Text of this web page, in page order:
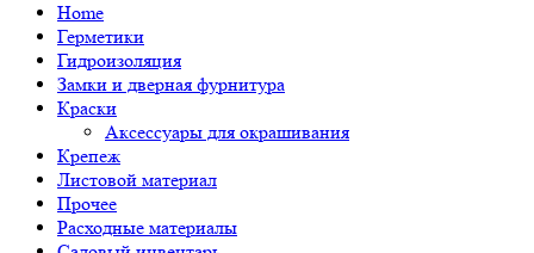
Home
Герметики
Гидроизоляция
Замки и дверная фурнитура
Краски
Аксессуары для окрашивания
Крепеж
Листовой материал
Прочее
Расходные материалы